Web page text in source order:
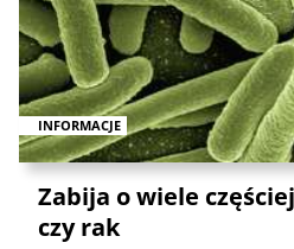
INFORMACJE
Zabija o wiele
czy rak